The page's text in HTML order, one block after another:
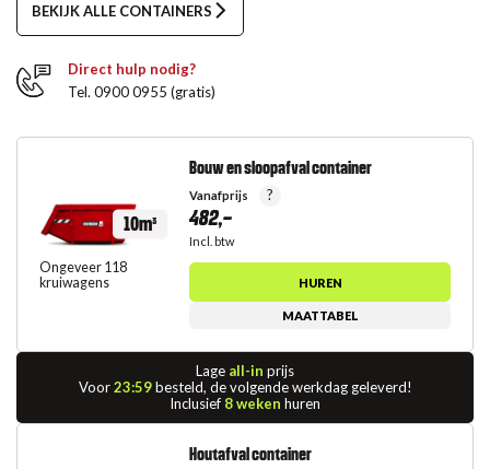
BEKIJK ALLE CONTAINERS
Direct hulp nodig?
Tel. 0900 0955 (gratis)
10m³
Ongeveer 118
kruiwagens
Bouw en sloopafval container
Vanafprijs ?
482,-
Incl. btw
HUREN
MAATTABEL
Lage all-in prijs
Voor23:59besteld, de volgende werkdag geleverd!
Inclusief 8 weken huren
Houtafval container